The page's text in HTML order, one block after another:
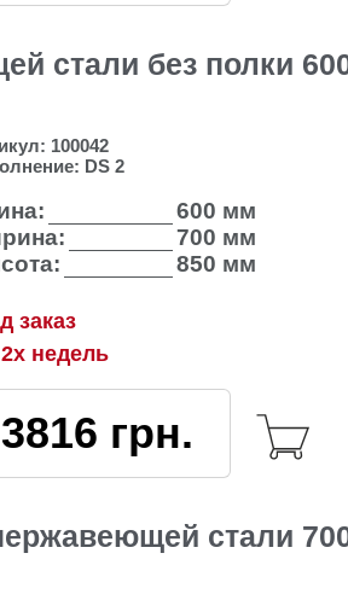
стали без полки
100042
DS 2
600 мм
700 мм
850 мм
заказ
недель
3816 грн.
стали